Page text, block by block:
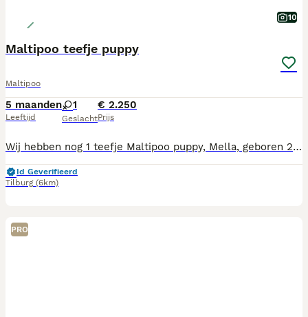
10
Maltipoo teefje puppy
Maltipoo
5 maanden
Leeftijd
1
Geslacht
€ 2.250
Prijs
Wij hebben nog 1 teefje Maltipoo puppy, Mella, geboren 21-2-2026. Ze mag vanaf nu het nest verlaten. Mama is Maltipoo, papa dwergpoedel en volledig getest. Mama, foto 6, en papa, foto 7, wonen beiden bij ons. De puppy's zijn gechipt, alle vaccinaties incl. rabiës spuit, ontwormd volgens schema, nagekeken door onze dierenarts en geregistreerd bij NDG Nederland. Alle puppy's hebben een Europees Nederlands paspoort. Onze pups zijn geboren en opgegroeid in onze woonkamer zodat ze alle geluiden (tv, stofzuiger etc, meekrijgen voor een goede socialisatie. Wij zijn in bezit van UBN nummer. Wij zoeken voor onze pups een baasje voor het leven, die veel tijd aan de pups kunnen besteden, ze maken graag deel uit van het gezin. Als de pups verhuizen naar hun nieuwe baasjes krijgen ze brokjes voor de eerste weken, mandje, speeltjes, nestgeurtje mee. Tel.nr. 06-19346176 of mail adrutten@ziggo.nl
Id Geverifieerd
Tilburg (6km)
PRO